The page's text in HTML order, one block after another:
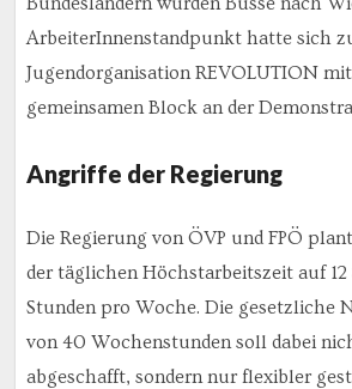
ArbeiterInnenstandpunkt hatte sich
Jugendorganisation REVOLUTION
gemeinsamen Block an der
Angriffe der Regierung
Die Regierung von ÖVP und FPÖ
der täglichen Höchstarbeitszeit auf
Stunden pro Woche. Die gesetzliche
von 40 Wochenstunden soll dabei
abgeschafft, sondern nur flexibler